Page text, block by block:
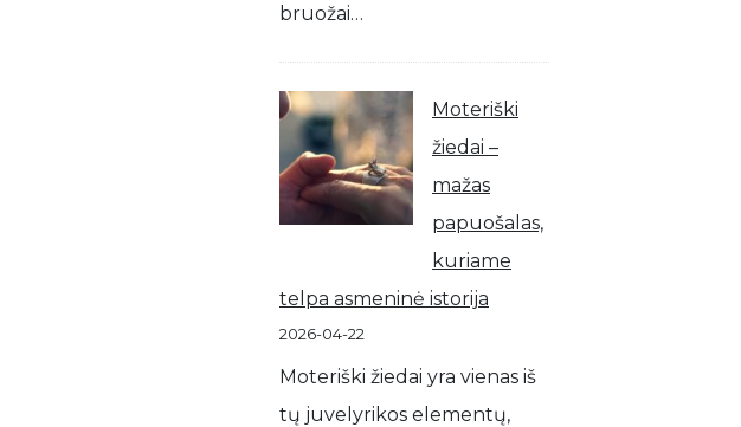
bruožai…
Moteriški
žiedai –
mažas
papuošalas,
kuriame
telpa asmeninė istorija
2026-04-22
Moteriški žiedai yra vienas iš
tų juvelyrikos elementų,